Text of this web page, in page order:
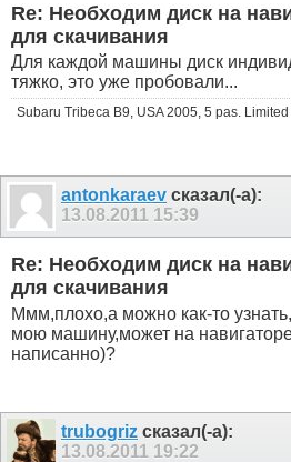
Re: Необходим диск на
для скачивания
Для каждой машины диск
тяжко, это уже пробовали...
Subaru Tribeca B9, USA 2005, 5 pas. Limited
antonkaraev сказал(-а):
13.08.2011 15:39
Re: Необходим диск на
для скачивания
Ммм,плохо,а можно как-то
мою машину,может на
написанно)?
trubogriz сказал(-а):
13.08.2011 19:22